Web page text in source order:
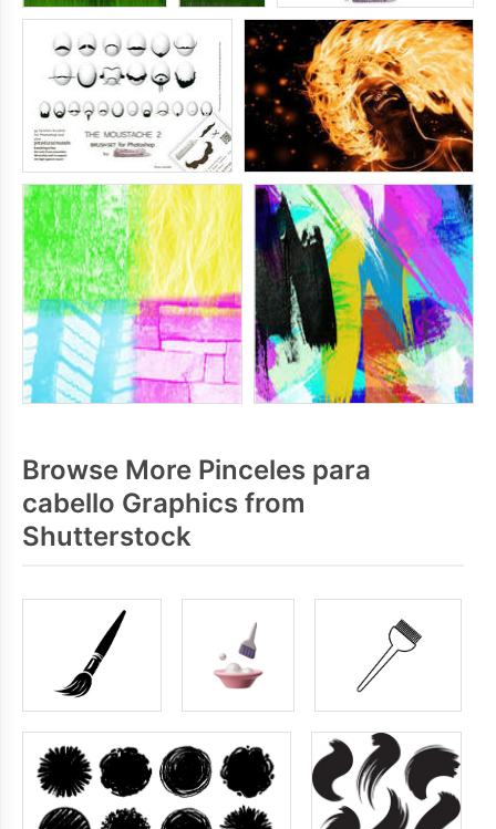
Browse More Pinceles para
cabello Graphics from
Shutterstock